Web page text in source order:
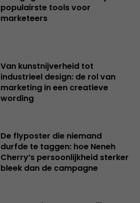
populairste tools voor
marketeers
Van kunstnijverheid tot
industrieel design: de rol van
marketing in een creatieve
wording
De flyposter die niemand
durfde te taggen: hoe Neneh
Cherry’s persoonlijkheid sterker
bleek dan de campagne